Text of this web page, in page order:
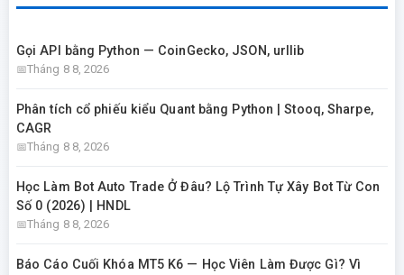
Gọi API bằng Python — CoinGecko, JSON, urllib
Tháng 8 8, 2026
Phân tích cổ phiếu kiểu Quant bằng Python | Stooq, Sharpe,
CAGR
Tháng 8 8, 2026
Học Làm Bot Auto Trade Ở Đâu? Lộ Trình Tự Xây Bot Từ Con
Số 0 (2026) | HNDL
Tháng 8 8, 2026
Báo Cáo Cuối Khóa MT5 K6 — Học Viên Làm Được Gì? Vì